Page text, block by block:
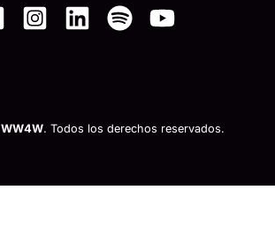
WW4W. Todos los derechos reservados.